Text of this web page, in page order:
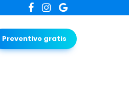
Preventivo gratis